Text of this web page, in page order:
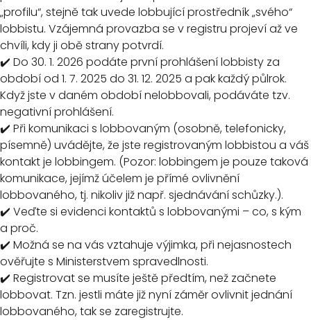
„profilu“, stejně tak uvede lobbující prostředník „svého“
lobbistu. Vzájemná provazba se v registru projeví až ve
chvíli, kdy ji obě strany potvrdí.
✔️ Do 30. 1. 2026 podáte první prohlášení lobbisty za
období od 1. 7. 2025 do 31. 12. 2025 a pak každý půlrok.
Když jste v daném období nelobbovali, podáváte tzv.
negativní prohlášení.
✔️ Při komunikaci s lobbovaným (osobně, telefonicky,
písemně) uvádějte, že jste registrovaným lobbistou a váš
kontakt je lobbingem. (Pozor: lobbingem je pouze taková
komunikace, jejímž účelem je přímé ovlivnění
lobbovaného, tj. nikoliv již např. sjednávání schůzky.).
✔️ Veďte si evidenci kontaktů s lobbovanými – co, s kým
a proč.
✔️ Možná se na vás vztahuje výjimka, při nejasnostech
ověřujte s Ministerstvem spravedlnosti.
✔️ Registrovat se musíte ještě předtím, než začnete
lobbovat. Tzn. jestli máte již nyní záměr ovlivnit jednání
lobbovaného, tak se zaregistrujte.